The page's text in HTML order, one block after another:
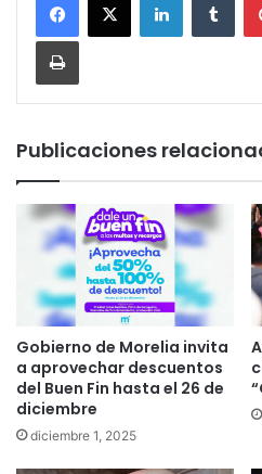
Imprimir
Publicaciones
Gobierno de Morelia invita
a aprovechar descuentos
del Buen Fin hasta el 26 de
diciembre
diciembre 1, 2025